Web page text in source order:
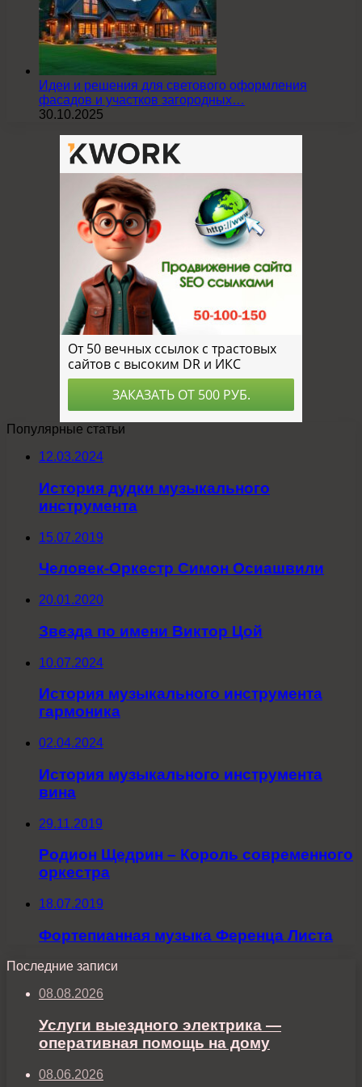
Идеи и решения для светового оформления
фасадов и участков загородных…
30.10.2025
Популярные статьи
12.03.2024
История дудки музыкального
инструмента
15.07.2019
Человек-Оркестр Симон Осиашвили
20.01.2020
Звезда по имени Виктор Цой
10.07.2024
История музыкального инструмента
гармоника
02.04.2024
История музыкального инструмента
вина
29.11.2019
Родион Щедрин – Король современного
оркестра
18.07.2019
Фортепианная музыка Ференца Листа
Последние записи
08.08.2026
Услуги выездного электрика —
оперативная помощь на дому
08.06.2026